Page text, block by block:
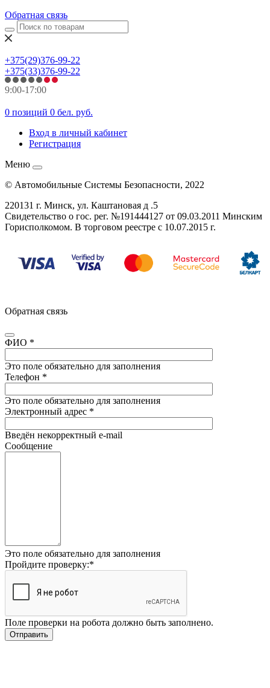
Обратная связь
+375(29)376-99-22
+375(33)376-99-22
9:00-17:00
0 позиций 0 бел. руб.
Вход в личный кабинет
Регистрация
Меню
© Автомобильные Системы Безопасности, 2022
220131 г. Минск, ул. Каштановая д .5
Свидетельство о гос. рег. №191444127 от 09.03.2011 Минским
Горисполкомом. В торговом реестре с 10.07.2015 г.
Обратная связь
ФИО *
Это поле обязательно для заполнения
Телефон *
Это поле обязательно для заполнения
Электронный адрес *
Введён некорректный e-mail
Сообщение
Это поле обязательно для заполнения
Пройдите проверку:*
Поле проверки на робота должно быть заполнено.